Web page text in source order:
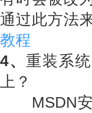
通过此方法
教程
4、 重装系
上？
MSDN安